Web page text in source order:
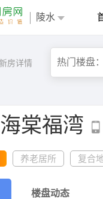
陵水
房详情
棠福湾
养老居所 复合
楼盘动态